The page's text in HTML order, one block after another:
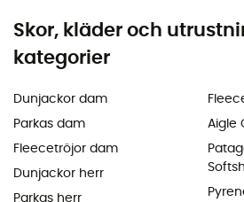
Skor, kläder och
kategorier
Dunjackor dam
Parkas dam
Fleecetröjor dam
Dunjackor herr
Parkas herr
Aigle